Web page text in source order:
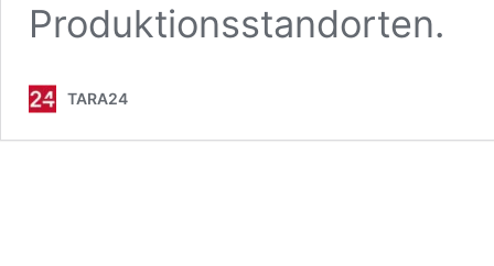
Produktionsstandorten.
TARA24